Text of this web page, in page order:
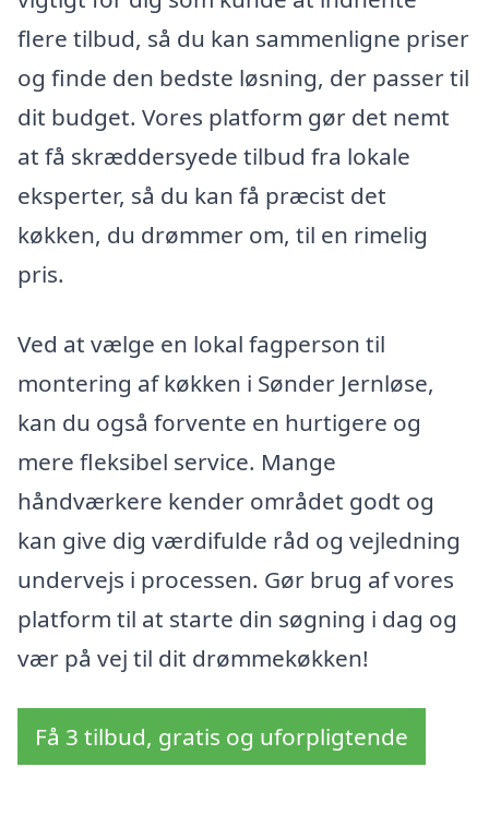
flere tilbud, så du kan sammenligne priser
og finde den bedste løsning, der passer til
dit budget. Vores platform gør det nemt
at få skræddersyede tilbud fra lokale
eksperter, så du kan få præcist det
køkken, du drømmer om, til en rimelig
pris.
Ved at vælge en lokal fagperson til
montering af køkken i Sønder Jernløse,
kan du også forvente en hurtigere og
mere fleksibel service. Mange
håndværkere kender området godt og
kan give dig værdifulde råd og vejledning
undervejs i processen. Gør brug af vores
platform til at starte din søgning i dag og
vær på vej til dit drømmekøkken!
Få 3 tilbud, gratis og uforpligtende